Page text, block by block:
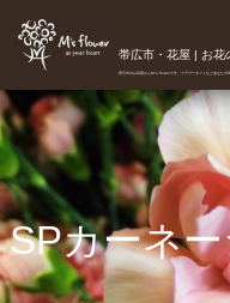
帯広市・花屋 | お花
帯広市のお花屋さんM's flowerです。フラワーギフトなどあなたの気
SPカーネ